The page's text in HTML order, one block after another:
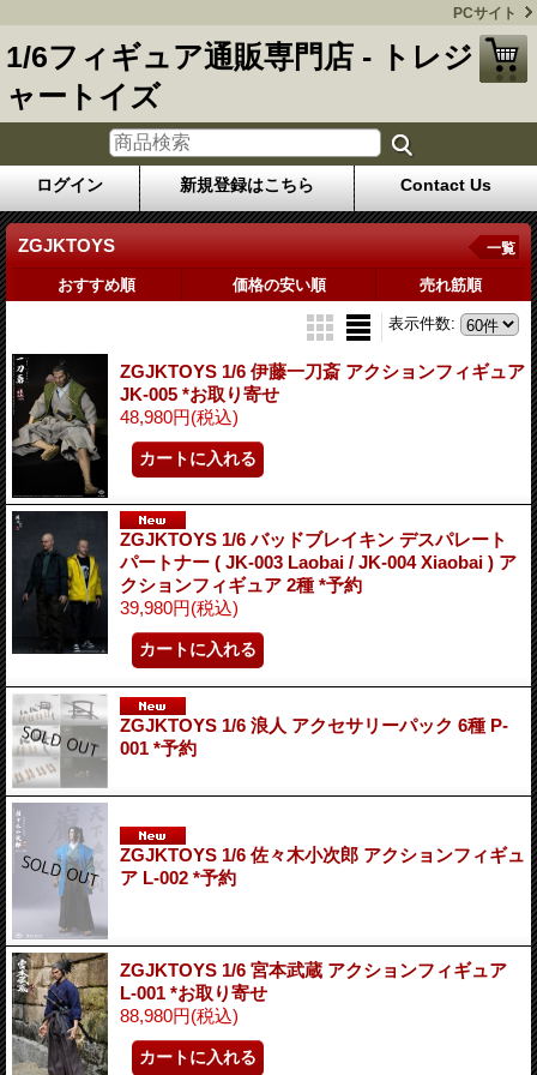
PCサイト
1/6フィギュア通販専門店 - トレジ
ャートイズ
ログイン 新規登録はこちら Contact Us
ZGJKTOYS 一覧
おすすめ順 価格の安い順 売れ筋順
表示件数:
ZGJKTOYS 1/6 伊藤一刀斎 アクションフィギュア
JK-005 *お取り寄せ
48,980円(税込)
ZGJKTOYS 1/6 バッドブレイキン デスパレート
パートナー ( JK-003 Laobai / JK-004 Xiaobai ) ア
クションフィギュア 2種 *予約
39,980円(税込)
ZGJKTOYS 1/6 浪人 アクセサリーパック 6種 P-
001 *予約
ZGJKTOYS 1/6 佐々木小次郎 アクションフィギュ
ア L-002 *予約
ZGJKTOYS 1/6 宮本武蔵 アクションフィギュア
L-001 *お取り寄せ
88,980円(税込)